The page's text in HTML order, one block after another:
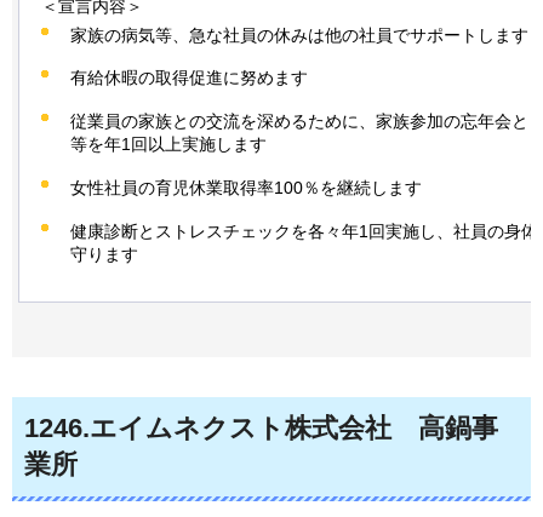
＜宣言内容＞
家族の病気等、急な社員の休みは他の社員でサポートします
有給休暇の取得促進に努めます
従業員の家族との交流を深めるために、家族参加の忘年会と
等を年1回以上実施します
女性社員の育児休業取得率100％を継続します
健康診断とストレスチェックを各々年1回実施し、社員の身
守ります
1246.エイムネクスト株式会社 高鍋事
業所